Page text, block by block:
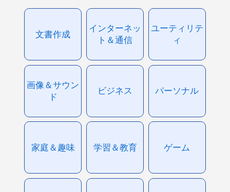
文書作成
インターネッ
ト＆通信
ユーティリテ
ィ
画像＆サウン
ド
ビジネス パーソナル
家庭＆趣味 学習＆教育 ゲーム